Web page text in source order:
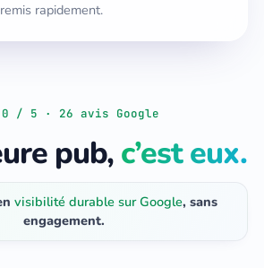
rapidement.
/ 5 · 26 avis Google
pub,c’est eux.
visibilité durable sur Google, sans
engagement.